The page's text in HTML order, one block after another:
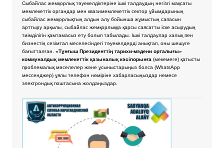
Сыбайлас жемқорлық тәуекелдіктеріне ішкі талдаудың негізгі мақсаты
мемлекеттік органдар мен квазимемлекеттік сектор ұйымдарының
сыбайлас жемқорлықтың алдын алу бойынша жұмыстың сапасын
арттыру арқылы, сыбайлас жемқорлыққа қарсы саясатты іске асырудың
тиімділігін қамтамасыз ету болып табылады. Ішкі талдаулар халық пен
бизнестің сезімтал меселесіндегі тәуекелдерді анықтап, оны шешуге
бағытталған. «Тұнғыш Президенттің тарихи-мәдени орталығы»
коммуналдық мемлекеттік қазыналық кәсіпорынға (мекемеге) қатысты
проблемалық мәселелер және ұсыныстарыңыз болса (WhatsApp
мессенджер) ұялы телефон нөміріне хабарласыңыздар немесе
электрондық поштасына жолдаңыздар.